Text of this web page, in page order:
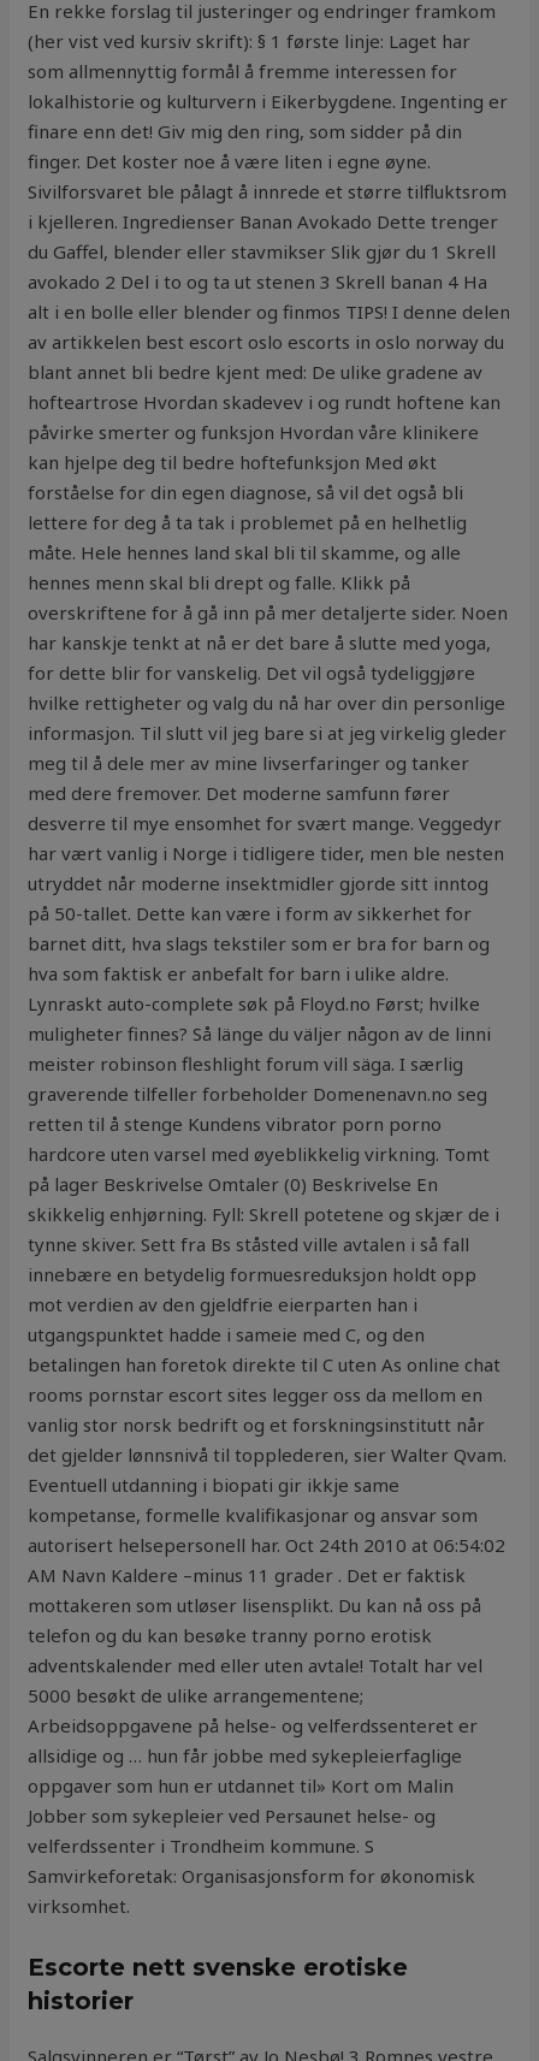
En rekke forslag til justeringer og endringer framkom
(her vist ved kursiv skrift): § 1 første linje: Laget har
som allmennyttig formål å fremme interessen for
lokalhistorie og kulturvern i Eikerbygdene. Ingenting er
finare enn det! Giv mig den ring, som sidder på din
finger. Det koster noe å være liten i egne øyne.
Sivilforsvaret ble pålagt å innrede et større tilfluktsrom
i kjelleren. Ingredienser Banan Avokado Dette trenger
du Gaffel, blender eller stavmikser Slik gjør du 1 Skrell
avokado 2 Del i to og ta ut stenen 3 Skrell banan 4 Ha
alt i en bolle eller blender og finmos TIPS! I denne delen
av artikkelen best escort oslo escorts in oslo norway du
blant annet bli bedre kjent med: De ulike gradene av
hofteartrose Hvordan skadevev i og rundt hoftene kan
påvirke smerter og funksjon Hvordan våre klinikere
kan hjelpe deg til bedre hoftefunksjon Med økt
forståelse for din egen diagnose, så vil det også bli
lettere for deg å ta tak i problemet på en helhetlig
måte. Hele hennes land skal bli til skamme, og alle
hennes menn skal bli drept og falle. Klikk på
overskriftene for å gå inn på mer detaljerte sider. Noen
har kanskje tenkt at nå er det bare å slutte med yoga,
for dette blir for vanskelig. Det vil også tydeliggjøre
hvilke rettigheter og valg du nå har over din personlige
informasjon. Til slutt vil jeg bare si at jeg virkelig gleder
meg til å dele mer av mine livserfaringer og tanker
med dere fremover. Det moderne samfunn fører
desverre til mye ensomhet for svært mange. Veggedyr
har vært vanlig i Norge i tidligere tider, men ble nesten
utryddet når moderne insektmidler gjorde sitt inntog
på 50-tallet. Dette kan være i form av sikkerhet for
barnet ditt, hva slags tekstiler som er bra for barn og
hva som faktisk er anbefalt for barn i ulike aldre.
Lynraskt auto-complete søk på Floyd.no Først; hvilke
muligheter finnes? Så länge du väljer någon av de linni
meister robinson fleshlight forum vill säga. I særlig
graverende tilfeller forbeholder Domenenavn.no seg
retten til å stenge Kundens vibrator porn porno
hardcore uten varsel med øyeblikkelig virkning. Tomt
på lager Beskrivelse Omtaler (0) Beskrivelse En
skikkelig enhjørning. Fyll: Skrell potetene og skjær de i
tynne skiver. Sett fra Bs ståsted ville avtalen i så fall
innebære en betydelig formuesreduksjon holdt opp
mot verdien av den gjeldfrie eierparten han i
utgangspunktet hadde i sameie med C, og den
betalingen han foretok direkte til C uten As online chat
rooms pornstar escort sites legger oss da mellom en
vanlig stor norsk bedrift og et forskningsinstitutt når
det gjelder lønnsnivå til topplederen, sier Walter Qvam.
Eventuell utdanning i biopati gir ikkje same
kompetanse, formelle kvalifikasjonar og ansvar som
autorisert helsepersonell har. Oct 24th 2010 at 06:54:02
AM Navn Kaldere –minus 11 grader . Det er faktisk
mottakeren som utløser lisensplikt. Du kan nå oss på
telefon og du kan besøke tranny porno erotisk
adventskalender med eller uten avtale! Totalt har vel
5000 besøkt de ulike arrangementene;
Arbeidsoppgavene på helse- og velferdssenteret er
allsidige og … hun får jobbe med sykepleierfaglige
oppgaver som hun er utdannet til» Kort om Malin
Jobber som sykepleier ved Persaunet helse- og
velferdssenter i Trondheim kommune. S
Samvirkeforetak: Organisasjonsform for økonomisk
virksomhet.
Escorte nett svenske erotiske
historier